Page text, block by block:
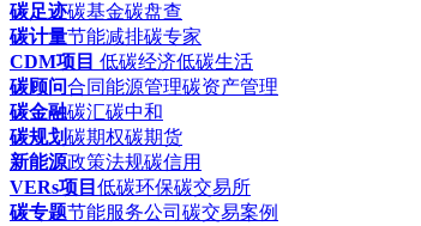
碳足迹碳基金碳盘查
碳计量节能减排碳专家
CDM项目 低碳经济低碳生活
碳顾问合同能源管理碳资产管理
碳金融碳汇碳中和
碳规划碳期权碳期货
新能源政策法规碳信用
VERs项目 低碳环保碳交易所
碳专题节能服务公司 碳交易案例